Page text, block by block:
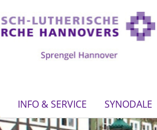
INFO & SERVICE SYNODALE